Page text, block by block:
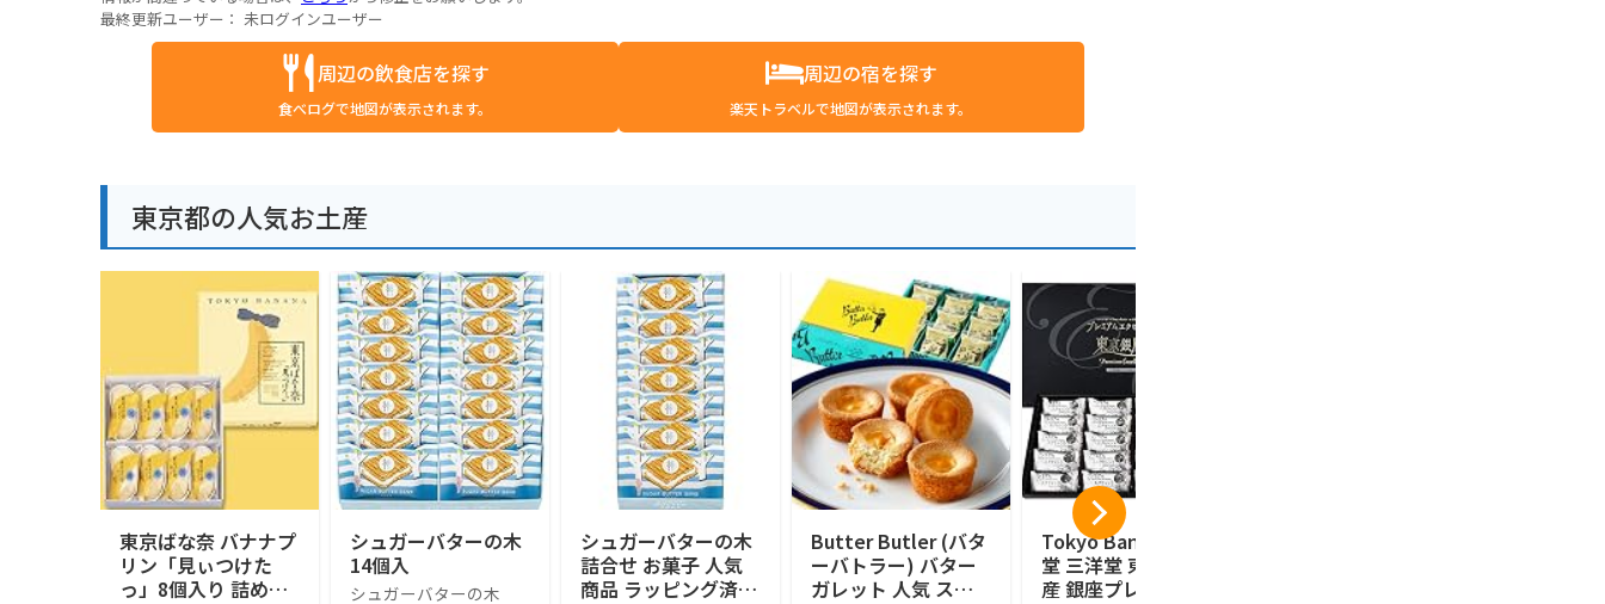
最終更新ユーザー： 未ログインユーザー
周辺の飲食店を探す
食べログで地図が表示されます。
周辺の宿を探す
楽天トラベルで地図が表示されます。
東京都の人気お土産
東京ばな奈 バナナプ
リン「見ぃつけた
っ」8個入り 詰め合
シュガーバターの木
14個入
シュガーバターの木
シュガーバターの木
詰合せ お菓子 人気
商品 ラッピング済 (7
Butter Butler (バタ
ーバトラー) バター
ガレット 人気 スイ
Tokyo Banana 三洋
堂 三洋堂 東京お土
産 銀座プレミアムエ